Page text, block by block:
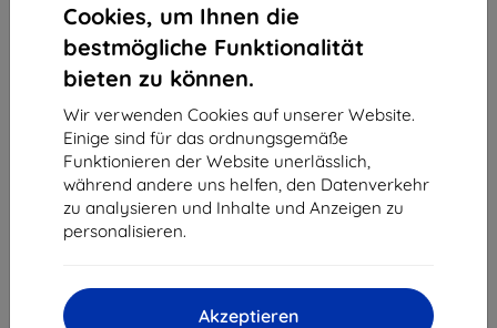
Cookies, um Ihnen die
bestmögliche Funktionalität
bieten zu können.
Wir verwenden Cookies auf unserer Website.
Einige sind für das ordnungsgemäße
Funktionieren der Website unerlässlich,
während andere uns helfen, den Datenverkehr
zu analysieren und Inhalte und Anzeigen zu
personalisieren.
Akzeptieren
3MK Folie ARC+ FS Motorola Moto G82 5G
Fullscreen-Folie
Geeignet für: Motorola Moto G82
Produktbeschreibung
11,90 €
7,12 €